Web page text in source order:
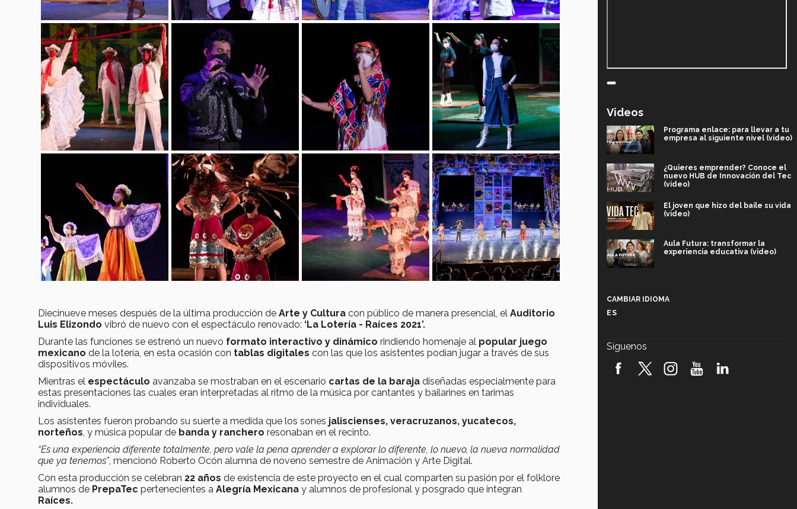
Diecinueve meses después de la última producción de Arte y Cultura con público de manera presencial, el Auditorio
Luis Elizondo vibró de nuevo con el espectáculo renovado: ‘La Lotería - Raíces 2021’.
Durante las funciones se estrenó un nuevo formato interactivo y dinámico rindiendo homenaje al popular juego
mexicano de la lotería, en esta ocasión con tablas digitales con las que los asistentes podían jugar a través de sus
dispositivos móviles.
Mientras el espectáculo avanzaba se mostraban en el escenario cartas de la baraja diseñadas especialmente para
estas presentaciones las cuales eran interpretadas al ritmo de la música por cantantes y bailarines en tarimas
individuales.
Los asistentes fueron probando su suerte a medida que los sones jaliscienses, veracruzanos, yucatecos,
norteños, y música popular de banda y ranchero resonaban en el recinto.
“Es una experiencia diferente totalmente, pero vale la pena aprender a explorar lo diferente, lo nuevo, la nueva normalidad
que ya tenemos”, mencionó Roberto Ocón alumna de noveno semestre de Animación y Arte Digital.
Con esta producción se celebran 22 años de existencia de este proyecto en el cual comparten su pasión por el folklore
alumnos de PrepaTec pertenecientes a Alegría Mexicana y alumnos de profesional y posgrado que integran
Raíces.
Videos
Programa enlace: para llevar a tu
empresa al siguiente nivel (video)
¿Quieres emprender? Conoce el
nuevo HUB de Innovación del Tec
(video)
El joven que hizo del baile su vida
(video)
Aula Futura: transformar la
experiencia educativa (video)
robótica FIRST 2026! (video)
CAMBIAR IDIOMA
ES
Síguenos